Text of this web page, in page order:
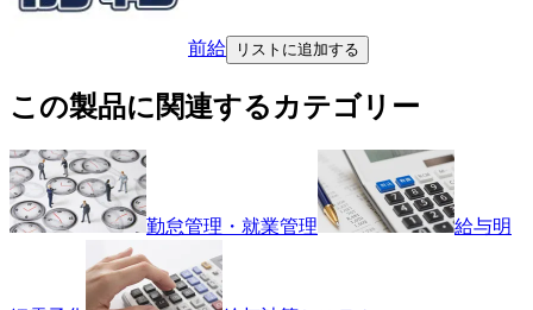
前給 リストに追加する
この製品に関連するカテゴリー
勤怠管理・就業管理 給与明